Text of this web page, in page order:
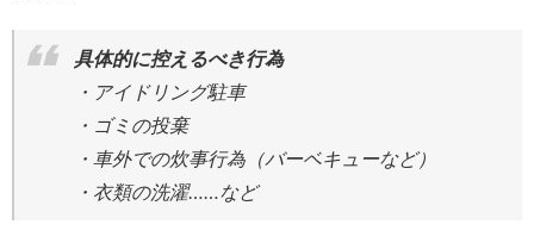
具体的に控えるべき行為
・アイドリング駐車
・ゴミの投棄
・車外での炊事行為（バーベキューなど）
・衣類の洗濯……など